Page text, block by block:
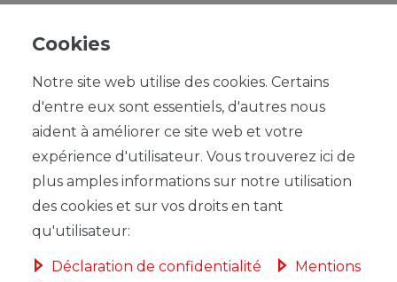
DANS LE PANIER
Cookies
Notre site web utilise des cookies. Certains
d'entre eux sont essentiels, d'autres nous
aident à améliorer ce site web et votre
expérience d'utilisateur. Vous trouverez ici de
plus amples informations sur notre utilisation
des cookies et sur vos droits en tant
qu'utilisateur:
Déclaration de confidentialité
Mentions